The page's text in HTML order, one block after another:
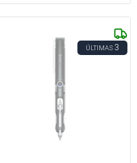
ÚLTIMAS3